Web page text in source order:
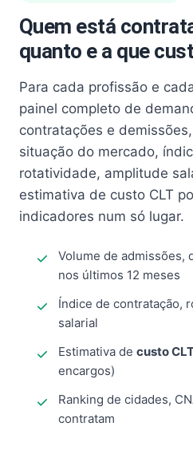
Quem está
quanto e a que
Para cada profissão e
painel completo de
contratações e
situação do mercado,
rotatividade, amplitude
estimativa de custo CLT
indicadores num só lugar.
Volume de admissões,
nos últimos 12 meses
Índice de contratação,
salarial
Estimativa de custo
encargos)
Ranking de cidades,
contratam